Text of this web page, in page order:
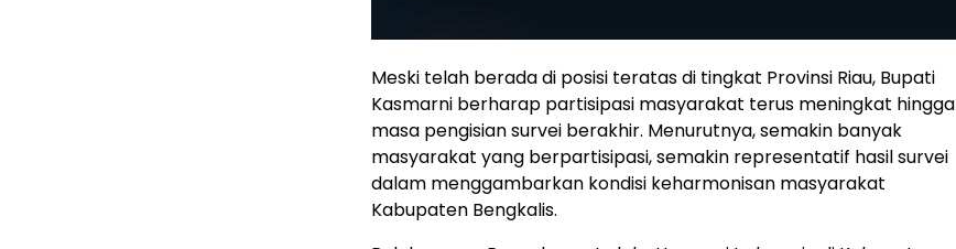
Meski telah berada di posisi teratas di tingkat Provinsi Riau, Bupati
Kasmarni berharap partisipasi masyarakat terus meningkat hingga
masa pengisian survei berakhir. Menurutnya, semakin banyak
masyarakat yang berpartisipasi, semakin representatif hasil survei
dalam menggambarkan kondisi keharmonisan masyarakat
Kabupaten Bengkalis.